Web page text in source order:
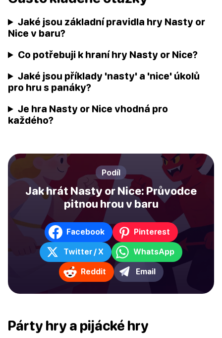
Jaké jsou základní pravidla hry Nasty or
Nice v baru?
Co potřebuji k hraní hry Nasty or Nice?
Jaké jsou příklady 'nasty' a 'nice' úkolů
pro hru s panáky?
Je hra Nasty or Nice vhodná pro
každého?
Podíl
Jak hrát Nasty or Nice: Průvodce
pitnou hrou v baru
Facebook Pinterest
Twitter / X WhatsApp
Reddit Email
Párty hry a pijácké hry